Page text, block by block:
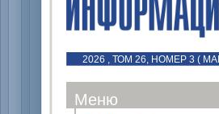
2026 , ТОМ 26, НОМЕР 3 (
Меню